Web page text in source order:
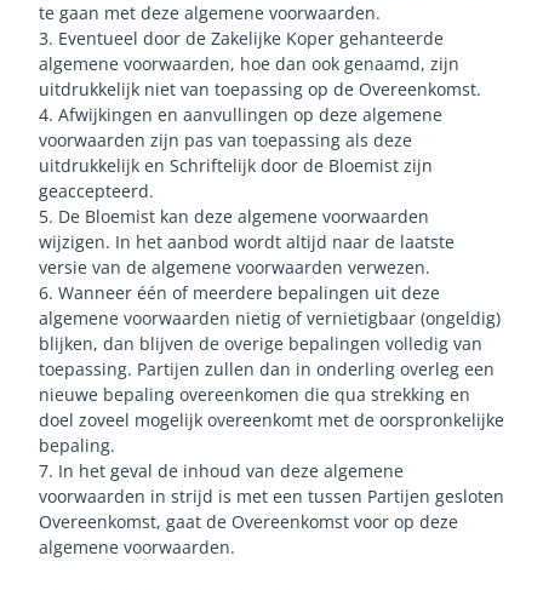
te gaan met deze algemene voorwaarden.
3. Eventueel door de Zakelijke Koper gehanteerde
algemene voorwaarden, hoe dan ook genaamd, zijn
uitdrukkelijk niet van toepassing op de Overeenkomst.
4. Afwijkingen en aanvullingen op deze algemene
voorwaarden zijn pas van toepassing als deze
uitdrukkelijk en Schriftelijk door de Bloemist zijn
geaccepteerd.
5. De Bloemist kan deze algemene voorwaarden
wijzigen. In het aanbod wordt altijd naar de laatste
versie van de algemene voorwaarden verwezen.
6. Wanneer één of meerdere bepalingen uit deze
algemene voorwaarden nietig of vernietigbaar (ongeldig)
blijken, dan blijven de overige bepalingen volledig van
toepassing. Partijen zullen dan in onderling overleg een
nieuwe bepaling overeenkomen die qua strekking en
doel zoveel mogelijk overeenkomt met de oorspronkelijke
bepaling.
7. In het geval de inhoud van deze algemene
voorwaarden in strijd is met een tussen Partijen gesloten
Overeenkomst, gaat de Overeenkomst voor op deze
algemene voorwaarden.